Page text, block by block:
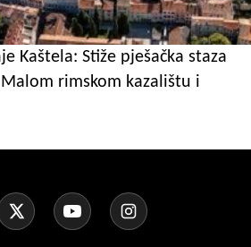
Kaštela: Stiže pješačka staza
rimskom kazalištu i